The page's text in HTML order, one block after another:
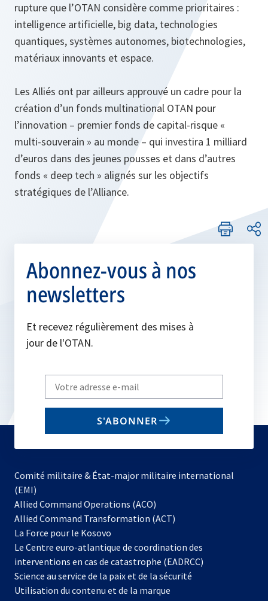
rupture que l’OTAN considère comme prioritaires :
intelligence artificielle, big data, technologies
quantiques, systèmes autonomes, biotechnologies,
matériaux innovants et espace.
Les Alliés ont par ailleurs approuvé un cadre pour la
création d’un fonds multinational OTAN pour
l’innovation – premier fonds de capital-risque «
multi-souverain » au monde – qui investira 1 milliard
d’euros dans des jeunes pousses et dans d’autres
fonds « deep tech » alignés sur les objectifs
stratégiques de l’Alliance.
Abonnez-vous à nos
newsletters
Et recevez régulièrement des mises à
jour de l'OTAN.
Write
your
email
S'ABONNER
Comité militaire & État-major militaire international
(EMI)
Allied Command Operations (ACO)
dans
nouvel
onglet
Allied Command Transformation (ACT)
La Force pour le Kosovo
dans
un
nouvel
onglet
Le Centre euro-atlantique de coordination des
interventions en cas de catastrophe (EADRCC)
Science au service de la paix et de la sécurité
Utilisation du contenu et de la marque